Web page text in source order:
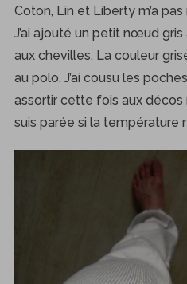
Coton, Lin et Liberty m’a
J’ai ajouté un petit nœud
aux chevilles. La couleur
au polo. J’ai cousu les
assortir cette fois aux décos
suis parée si la température